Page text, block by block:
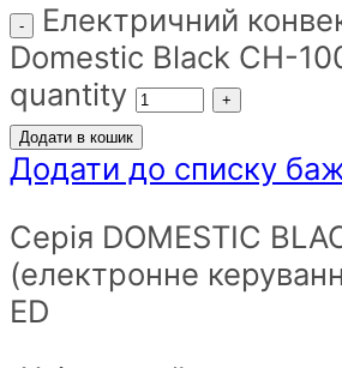
Електричний
Domestic Black CH-
quantity
Додати в кошик
Додати до списку
Серія DOMESTIC
(електронне
ED